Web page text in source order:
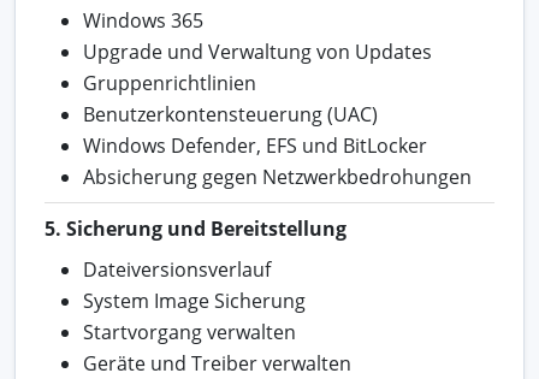
Windows 365
Upgrade und Verwaltung von Updates
Gruppenrichtlinien
Benutzerkontensteuerung (UAC)
Windows Defender, EFS und BitLocker
Absicherung gegen Netzwerkbedrohungen
5. Sicherung und Bereitstellung
Dateiversionsverlauf
System Image Sicherung
Startvorgang verwalten
Geräte und Treiber verwalten